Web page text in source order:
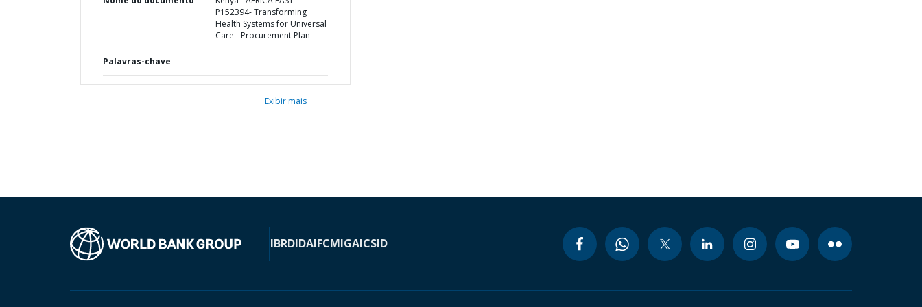
P152394- Transforming
Health Systems for Universal
Care - Procurement Plan
Palavras-chave
Exibir mais
IBRDIDAIFCMIGAICSID